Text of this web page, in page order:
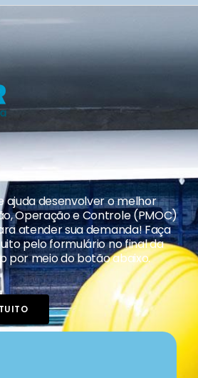
ajuda desenvolver o melhor
Operação e Controle (PMOC)
atender sua demanda! Faça
pelo formulário no final da
por meio do botão abaixo.